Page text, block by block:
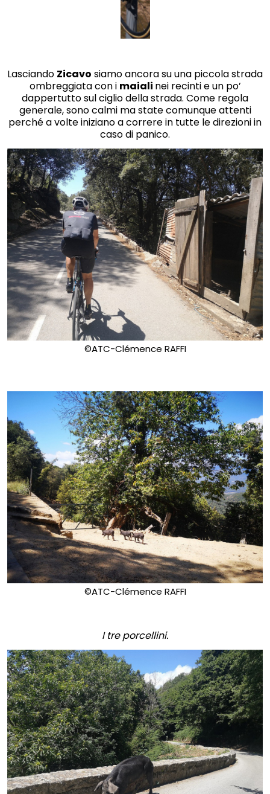
Lasciando Zicavo siamo ancora su una piccola strada
ombreggiata con i maiali nei recinti e un po’
dappertutto sul ciglio della strada. Come regola
generale, sono calmi ma state comunque attenti
perché a volte iniziano a correre in tutte le direzioni in
caso di panico.
©ATC-Clémence RAFFI
©ATC-Clémence RAFFI
I tre porcellini.